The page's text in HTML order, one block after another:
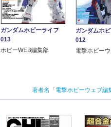
ガンダムホビーライフ
013
ホビーWEB編集部
ガンダムホ
012
電撃ホビー
著者名「電撃ホビーウェブ編